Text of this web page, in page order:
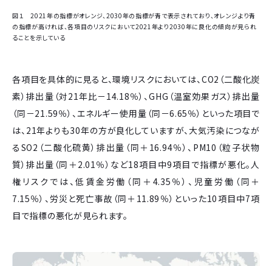
図１ 2021年の指標がオレンジ、2030年の指標が青で表示されており、オレンジより青
の指標が高ければ、各項目のリスクにおいて2021年より2030年に良化の傾向が見られ
ることを示している
各項目を具体的に見ると、環境リスクにおいては、CO2（二酸化炭
素）排出量（対21年比－14.18％）、GHG（温室効果ガス）排出量
（同－21.59％）、エネルギー使用量（同－6.65％）といった項目で
は、21年よりも30年の方が良化していますが、大気汚染につなが
るSO2（二酸化硫黄）排出量（同＋16.94％）、PM10（粒子状物
質）排出量（同＋2.01％）など18項目中9項目で指標が悪化。人
権リスクでは、低賃金労働（同＋4.35％）、児童労働（同＋
7.15％）、労災と死亡事故（同＋11.89％）といった10項目中7項
目で指標の悪化が見られます。